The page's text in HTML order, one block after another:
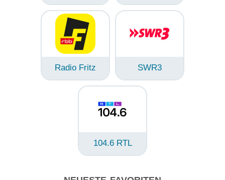
Radio Fritz SWR3
104.6 RTL